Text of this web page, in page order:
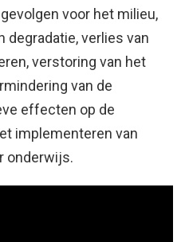
voor het milieu,
degradatie, verlies van
verstoring van het
van de
effecten op de
implementeren van
onderwijs.